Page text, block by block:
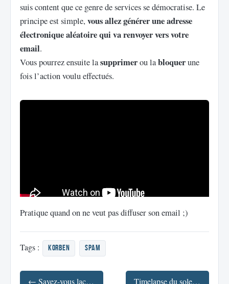
suis content que ce genre de services se démocratise. Le
principe est simple,vous allez générer une adresse
électronique aléatoire qui va renvoyer vers votre
email.
Vous pourrez ensuite lasupprimerou labloquerune
fois l’action voulu effectués.
Pratique quand on ne veut pas diffuser son email ;)
Tags : korben spam
← Savez-vous lacer vos chaussures ? Timelapse du soleil sur 10 ans →